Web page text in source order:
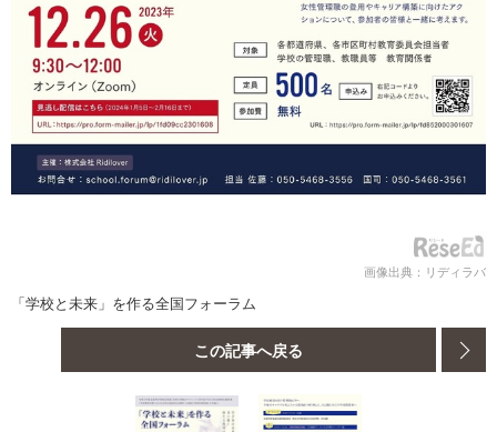
画像出典：リディラバ
「学校と未来」を作る全国フォーラム
この記事へ戻る